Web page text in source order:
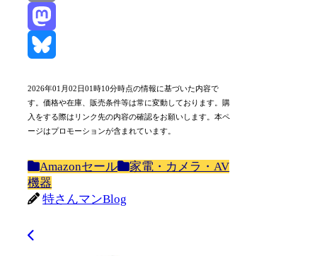
Email
Mastodon
2026年01月02日01時10分時点の情報に基づいた内容で
す。価格や在庫、販売条件等は常に変動しております。購
入をする際はリンク先の内容の確認をお願いします。本ペ
ージはプロモーションが含まれています。
Amazonセール
家電・カメラ・AV
機器
特さんマンBlog